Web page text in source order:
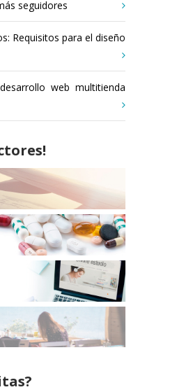
seguidores
Requisitos para el diseño
web multitienda